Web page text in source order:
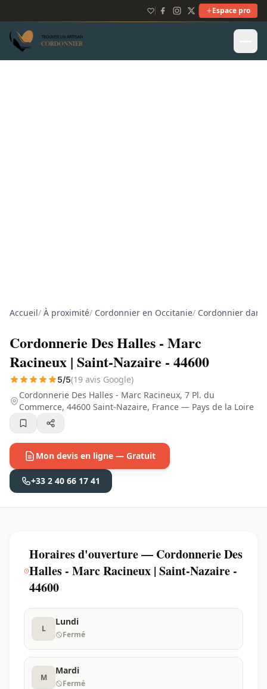
Espace pro
Accueil/ À proximité/ Cordonnier en Occitanie/ Cordonnier
Cordonnerie Des Halles - Marc
Racineux | Saint-Nazaire - 44600
5/5(19 avis Google)
Cordonnerie Des Halles - Marc Racineux, 7 Pl. du
Commerce, 44600 Saint-Nazaire, France — Pays de la Loire
Mon devis en ligne — Gratuit
+33 2 40 66 17 41
Horaires d'ouverture — Cordonnerie Des
Halles - Marc Racineux | Saint-Nazaire -
44600
L
Lundi
Fermé
M
Mardi
Fermé